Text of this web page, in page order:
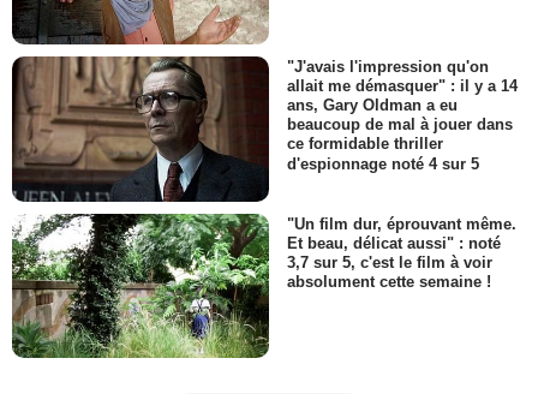
"J'avais l'impression qu'on
allait me démasquer" : il y a 14
ans, Gary Oldman a eu
beaucoup de mal à jouer dans
ce formidable thriller
d'espionnage noté 4 sur 5
"Un film dur, éprouvant même.
Et beau, délicat aussi" : noté
3,7 sur 5, c'est le film à voir
absolument cette semaine !